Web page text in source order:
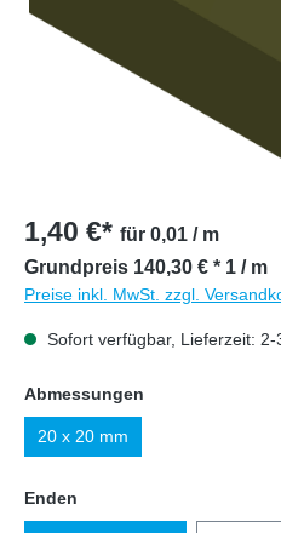
1,40 €* für 0,01 / m
Grundpreis 140,30 € * 1 / m
Preise inkl. MwSt. zzgl.
Sofort verfügbar, Lieferzeit: 2-
Abmessungen
20 x 20 mm
Enden